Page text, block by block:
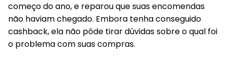
começo do ano, e reparou que suas encomendas
não haviam chegado. Embora tenha conseguido
cashback, ela não pôde tirar dúvidas sobre o qual foi
o problema com suas compras.